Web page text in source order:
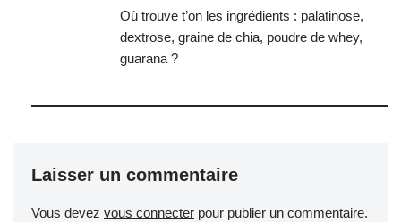
Où trouve t’on les ingrédients : palatinose,
dextrose, graine de chia, poudre de whey,
guarana ?
Laisser un commentaire
Vous devez vous connecter pour publier un commentaire.